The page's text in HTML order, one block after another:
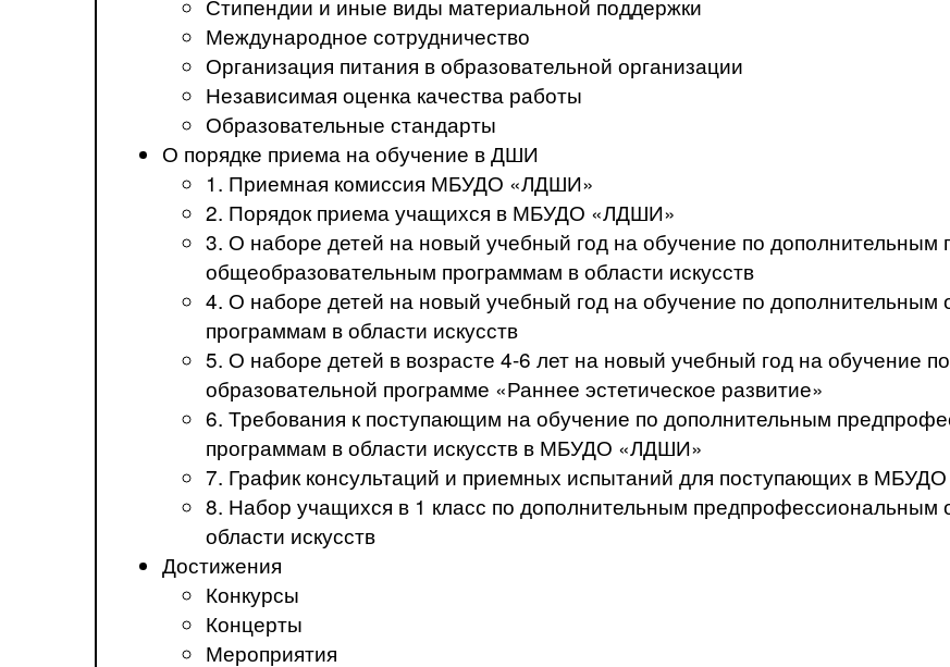
Стипендии и иные виды материальной поддержки
Международное сотрудничество
Организация питания в образовательной организации
Независимая оценка качества работы
Образовательные стандарты
О порядке приема на обучение в ДШИ
1. Приемная комиссия МБУДО «ЛДШИ»
2. Порядок приема учащихся в МБУДО «ЛДШИ»
3. О наборе детей на новый учебный год на обучение по
общеобразовательным программам в области искусств
4. О наборе детей на новый учебный год на обучение по
программам в области искусств
5. О наборе детей в возрасте 4-6 лет на новый учебный год на обучение
образовательной программе «Раннее эстетическое развитие»
6. Требования к поступающим на обучение по дополнительным
программам в области искусств в МБУДО «ЛДШИ»
7. График консультаций и приемных испытаний для поступающих в
8. Набор учащихся в 1 класс по дополнительным
области искусств
Достижения
Конкурсы
Концерты
Мероприятия